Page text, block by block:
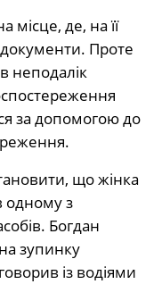
місце, де, на її
Проте
неподалік
за допомогою до
що жінка
одному з
Богдан
зупинку
із водіями